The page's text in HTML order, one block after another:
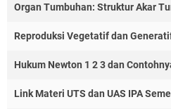
Organ Tumbuhan: Struktur Akar
Reproduksi Vegetatif dan
Hukum Newton 1 2 3 dan
Link Materi UTS dan UAS IPA